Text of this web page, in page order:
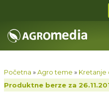
Početna »Agro teme » Kretanje
Produktne berze za